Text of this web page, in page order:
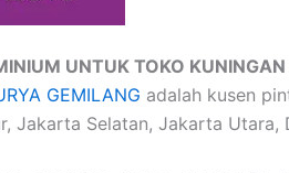
UNTUK TOKO
GEMILANG adalah kusen
Jakarta Selatan, Jakarta Utara,